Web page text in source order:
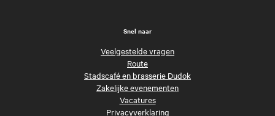
Snel naar
Veelgestelde vragen
Route
Stadscafé en brasserie Dudok
Zakelijke evenementen
Vacatures
Privacyverklaring